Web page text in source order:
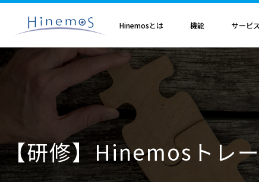
メ
テ
ツ
Hinemosとは
Hinemosとは
歩み・利用実績
Hinemosの利用実績
Hinemosの歩み
機能
エンタープライズ
クラウド・VM管理
Hinemos メッセージフィルタ
Hineoms インシデントダッシュボード
Hinemos Migration Assistant
Hinemos AIエージェント
オプション
Hinemos ミッショ
Hinemos セキュリ
Hinemos セキュリ
サービ
サブスクリプション
Hinemosサブスクリプション
サービス
導入設計・構築支援サー
Hinemosプロフェッショ
バージョンアップ支援サ
データコンバートサービ
レポートカスタマイズサ
他製品からの移行サービ
Hinemos インシデント
電気・ガス業
金融・保険業
教育、学習支援業
NTTデータ事例 事例紹介インタビュ
Hinemosセミナ
Hinemos World 2026
Hinemosソリューションセミナ2026
Hinemos World 2025
Hinemosソリューションセミナ2025
トレーニング・技
Hinemosトレーニン
技術者認定プログラム
クラウド運用特集
製品移行特集
ITSM特集
セキュリティ運用特集
監視特集
APM特集
RBA特集
技術情報
Hinemos技術情報
外部サイト公開記事・
Hinemosアライアンス
Hinemosアライアンスとは
Hinemosアライアンス一覧
取扱店
Hinemos取扱企業一
【研修】Hinemosトレ